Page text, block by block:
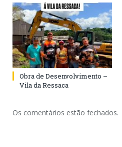
Obra de Desenvolvimento –
Vila da Ressaca
Os comentários estão fechados.